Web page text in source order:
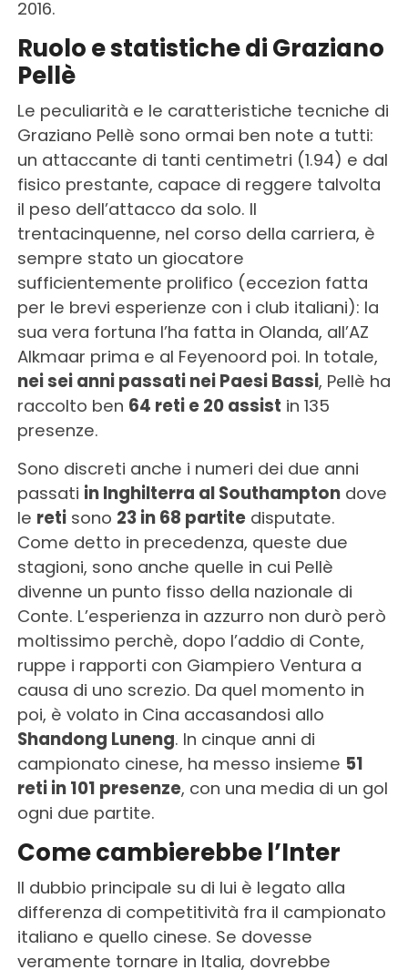
2016.
Ruolo e statistiche di Graziano
Pellè
Le peculiarità e le caratteristiche tecniche di
Graziano Pellè sono ormai ben note a tutti:
un attaccante di tanti centimetri (1.94) e dal
fisico prestante, capace di reggere talvolta
il peso dell’attacco da solo. Il
trentacinquenne, nel corso della carriera, è
sempre stato un giocatore
sufficientemente prolifico (eccezion fatta
per le brevi esperienze con i club italiani): la
sua vera fortuna l’ha fatta in Olanda, all’AZ
Alkmaar prima e al Feyenoord poi. In totale,
nei sei anni passati nei Paesi Bassi, Pellè ha
raccolto ben 64 reti e 20 assist in 135
presenze.
Sono discreti anche i numeri dei due anni
passati in Inghilterra al Southamptondove
le retisono 23 in 68 partitedisputate.
Come detto in precedenza, queste due
stagioni, sono anche quelle in cui Pellè
divenne un punto fisso della nazionale di
Conte. L’esperienza in azzurro non durò però
moltissimo perchè, dopo l’addio di Conte,
ruppe i rapporti con Giampiero Ventura a
causa di uno screzio. Da quel momento in
poi, è volato in Cina accasandosi allo
Shandong Luneng. In cinque anni di
campionato cinese, ha messo insieme 51
reti in 101 presenze, con una media di un gol
ogni due partite.
Come cambierebbe l’Inter
Il dubbio principale su di lui è legato alla
differenza di competitività fra il campionato
italiano e quello cinese. Se dovesse
veramente tornare in Italia, dovrebbe